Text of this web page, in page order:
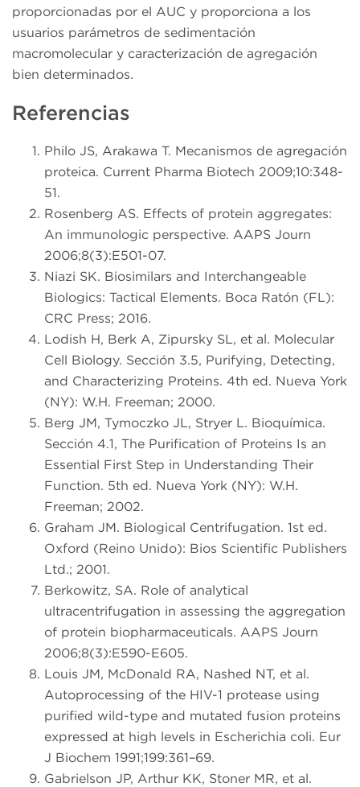
proporcionadas por el AUC y proporciona a los
usuarios parámetros de sedimentación
macromolecular y caracterización de agregación
bien determinados.
Referencias
Philo JS, Arakawa T. Mecanismos de agregación
proteica. Current Pharma Biotech 2009;10:348-
51.
Rosenberg AS. Effects of protein aggregates:
An immunologic perspective. AAPS Journ
2006;8(3):E501-07.
Niazi SK. Biosimilars and Interchangeable
Biologics: Tactical Elements. Boca Ratón (FL):
CRC Press; 2016.
Lodish H, Berk A, Zipursky SL, et al. Molecular
Cell Biology. Sección 3.5, Purifying, Detecting,
and Characterizing Proteins. 4th ed. Nueva York
(NY): W.H. Freeman; 2000.
Berg JM, Tymoczko JL, Stryer L. Bioquímica.
Sección 4.1, The Purification of Proteins Is an
Essential First Step in Understanding Their
Function. 5th ed. Nueva York (NY): W.H.
Freeman; 2002.
Graham JM. Biological Centrifugation. 1st ed.
Oxford (Reino Unido): Bios Scientific Publishers
Ltd.; 2001.
Berkowitz, SA. Role of analytical
ultracentrifugation in assessing the aggregation
of protein biopharmaceuticals. AAPS Journ
2006;8(3):E590-E605.
Louis JM, McDonald RA, Nashed NT, et al.
Autoprocessing of the HIV-1 protease using
purified wild-type and mutated fusion proteins
expressed at high levels in Escherichia coli. Eur
J Biochem 1991;199:361–69.
Gabrielson JP, Arthur KK, Stoner MR, et al.